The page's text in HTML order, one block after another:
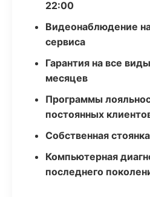
22:00
Видеонаблюдение
сервиса
Гарантия на все
месяцев
Программы
постоянных
Собственная
Компьютерная
последнего